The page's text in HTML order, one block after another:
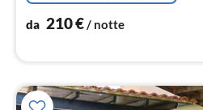
da 210€/ notte